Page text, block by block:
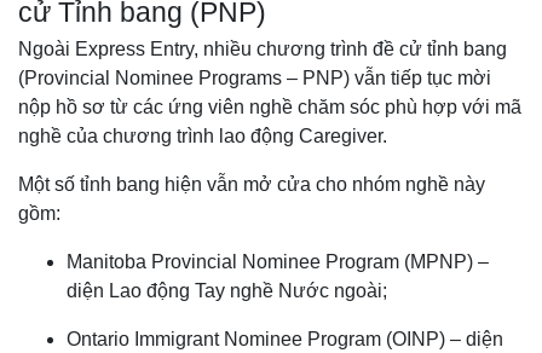
cử Tỉnh bang (PNP)
Ngoài Express Entry, nhiều chương trình đề cử tỉnh bang
(Provincial Nominee Programs – PNP) vẫn tiếp tục mời
nộp hồ sơ từ các ứng viên nghề chăm sóc phù hợp với mã
nghề của chương trình lao động Caregiver.
Một số tỉnh bang hiện vẫn mở cửa cho nhóm nghề này
gồm:
Manitoba Provincial Nominee Program (MPNP) –
diện Lao động Tay nghề Nước ngoài;
Ontario Immigrant Nominee Program (OINP) – diện